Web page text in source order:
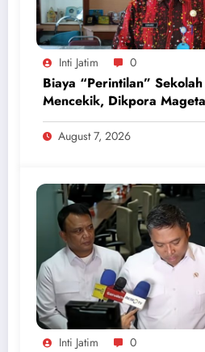
Inti Jatim 0
Biaya “Perintilan”
Mencekik, Dikpora
Soal Polemik Seragam
August 7, 2026
Inti Jatim 0